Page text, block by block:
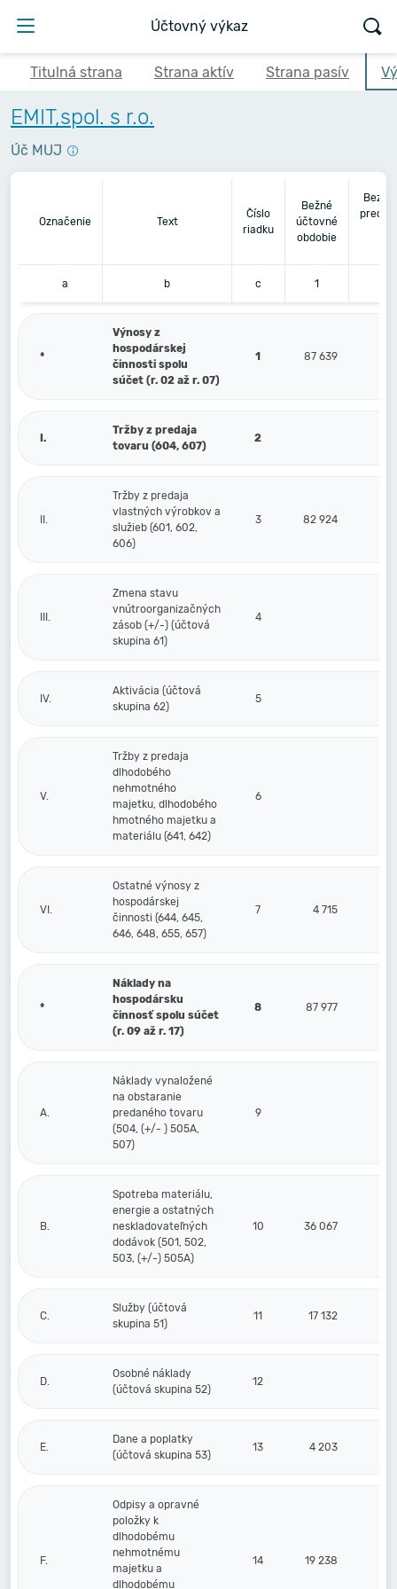
Účtovný výkaz
Titulná strana Strana aktív Strana pasív
EMIT,spol. s r.o.
Úč MUJ
Označenie Text
Číslo
riadku
Bežné
účtovné
obdobie
a b c 1
*
Výnosy z
hospodárskej
činnosti spolu
súčet (r. 02 až r. 07)
1 87 639
I.
Tržby z predaja
tovaru (604, 607)
2
II.
Tržby z predaja
vlastných výrobkov a
služieb (601, 602,
606)
3 82 924
III.
Zmena stavu
vnútroorganizačných
zásob (+/-) (účtová
skupina 61)
4
IV.
Aktivácia (účtová
skupina 62)
5
V.
Tržby z predaja
dlhodobého
nehmotného
majetku, dlhodobého
hmotného majetku a
materiálu (641, 642)
6
VI.
Ostatné výnosy z
hospodárskej
činnosti (644, 645,
646, 648, 655, 657)
7 4 715
*
Náklady na
hospodársku
činnosť spolu súčet
(r. 09 až r. 17)
8 87 977
A.
Náklady vynaložené
na obstaranie
predaného tovaru
(504, (+/- ) 505A,
507)
9
B.
Spotreba materiálu,
energie a ostatných
neskladovateľných
dodávok (501, 502,
503, (+/-) 505A)
10 36 067
C.
Služby (účtová
skupina 51)
11 17 132
D.
Osobné náklady
(účtová skupina 52)
12
E.
Dane a poplatky
(účtová skupina 53)
13 4 203
F.
Odpisy a opravné
položky k
dlhodobému
nehmotnému
majetku a
dlhodobému
14 19 238